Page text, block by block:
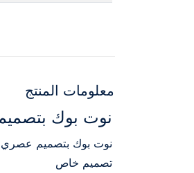
معلومات المنتج
نوت بوك بتصميم عصري,
نوت بوك بتصميم عصري 50ورقة
تصميم خاص